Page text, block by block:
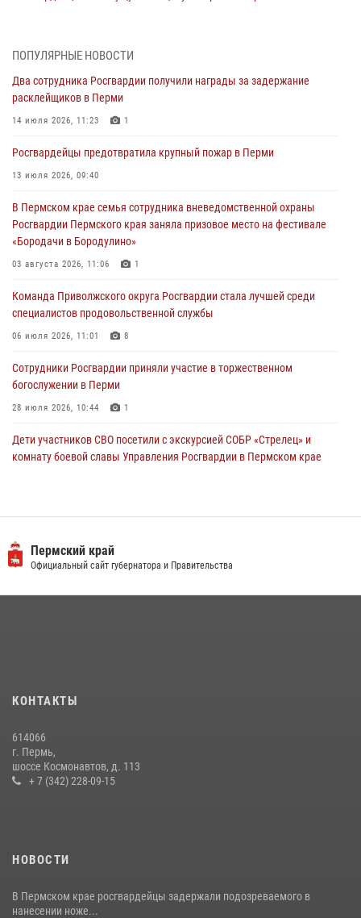
Сотрудники Росгвардии приняли участие в торжественном
28 июля 2026, 10:44 1
Росгвардейцы оказали силовую поддержку при задержании
28 июля 2026, 06:15
ведомственной акции «Каникулы с Росгвардией»
24 июля 2026, 08:45
Юные защитники порядка: росгвардейцы провели день в клубе
24 июля 2026, 08:43
ПОПУЛЯРНЫЕ НОВОСТИ
Два сотрудника Росгвардии получили награды за задержание
расклейщиков в Перми
14 июля 2026, 11:23 1
Росгвардейцы предотвратила крупный пожар в Перми
13 июля 2026, 09:40
В Пермском крае семья сотрудника вневедомственной охраны
Росгвардии Пермского края заняла призовое место на фестивале
«Бородачи в Бородулино»
03 августа 2026, 11:06 1
Команда Приволжского округа Росгвардии стала лучшей среди
специалистов продовольственной службы
06 июля 2026, 11:01 8
Сотрудники Росгвардии приняли участие в торжественном
богослужении в Перми
28 июля 2026, 10:44 1
Дети участников СВО посетили с экскурсией СОБР «Стрелец» и
комнату боевой славы Управления Росгвардии в Пермском крае
«Сабантуй-2026»
07 июля 2026, 10:02 3
ветеринарно-санитарной службы с годовщиной образования
В Пермском крае росгвардейцы приняли участие в ярмарке
вакансий
Пермский край
Официальный сайт губернатора и Правительства
КОНТАКТЫ
614066
г. Пермь,
шоссе Космонавтов, д. 113
+ 7 (342) 228-09-15
НОВОСТИ
В Пермском крае росгвардейцы задержали подозреваемого в
нанесении ноже...